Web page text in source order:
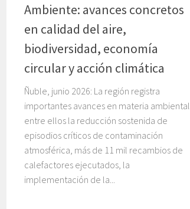
Ambiente: avances concretos
en calidad del aire,
biodiversidad, economía
circular y acción climática
Ñuble, junio 2026: La región registra
importantes avances en materia ambiental,
entre ellos la reducción sostenida de
episodios críticos de contaminación
atmosférica, más de 11 mil recambios de
calefactores ejecutados, la
implementación de la...